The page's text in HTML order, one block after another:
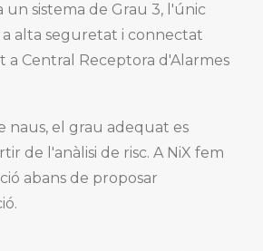
un sistema de Grau 3, l'únic
alta seguretat i connectat
a Central Receptora d'Alarmes
naus, el grau adequat es
de l'anàlisi de risc. A NiX fem
abans de proposar